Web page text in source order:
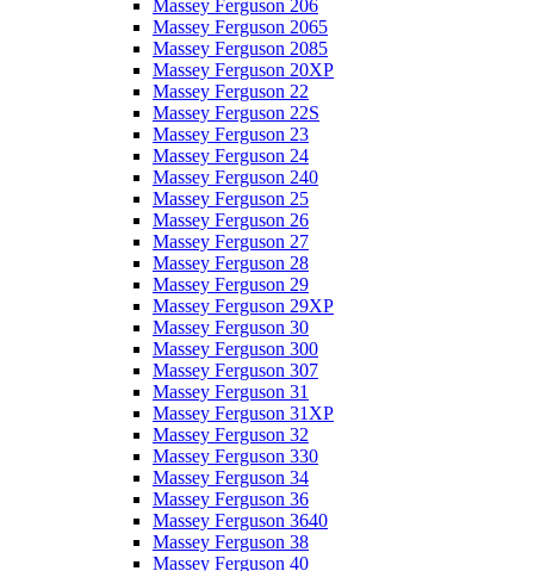
Massey Ferguson 206
Massey Ferguson 2065
Massey Ferguson 2085
Massey Ferguson 20XP
Massey Ferguson 22
Massey Ferguson 22S
Massey Ferguson 23
Massey Ferguson 24
Massey Ferguson 240
Massey Ferguson 25
Massey Ferguson 26
Massey Ferguson 27
Massey Ferguson 28
Massey Ferguson 29
Massey Ferguson 29XP
Massey Ferguson 30
Massey Ferguson 300
Massey Ferguson 307
Massey Ferguson 31
Massey Ferguson 31XP
Massey Ferguson 32
Massey Ferguson 330
Massey Ferguson 34
Massey Ferguson 36
Massey Ferguson 3640
Massey Ferguson 38
Massey Ferguson 40